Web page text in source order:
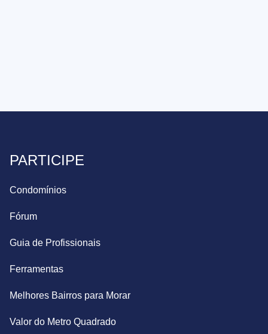
PARTICIPE
Condomínios
Fórum
Guia de Profissionais
Ferramentas
Melhores Bairros para Morar
Valor do Metro Quadrado